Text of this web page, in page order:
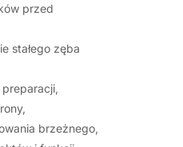
przed
stałego zęba
brzeżnego,